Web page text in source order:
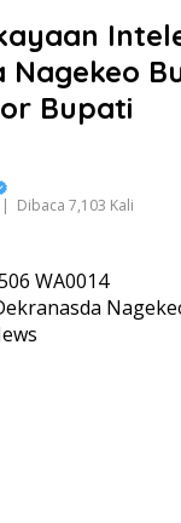
Nagekeo
Bupati
Dibaca 7,103 Kali